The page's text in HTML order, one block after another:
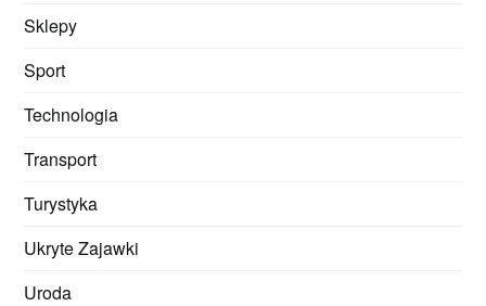
Sklepy
Sport
Technologia
Transport
Turystyka
Ukryte Zajawki
Uroda